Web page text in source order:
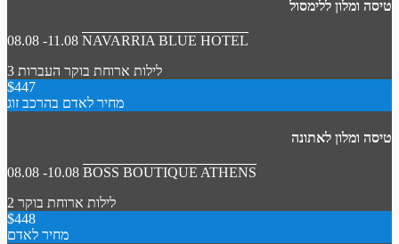
טיסה ומלון ללימסול
08.08 -11.08 NAVARRIA BLUE HOTEL
3 לילות ארוחת בוקר העברות
$447
מחיר לאדם בהרכב זוג
טיסה ומלון לאתונה
08.08 -10.08 BOSS BOUTIQUE ATHENS
2 לילות ארוחת בוקר
$448
מחיר לאדם